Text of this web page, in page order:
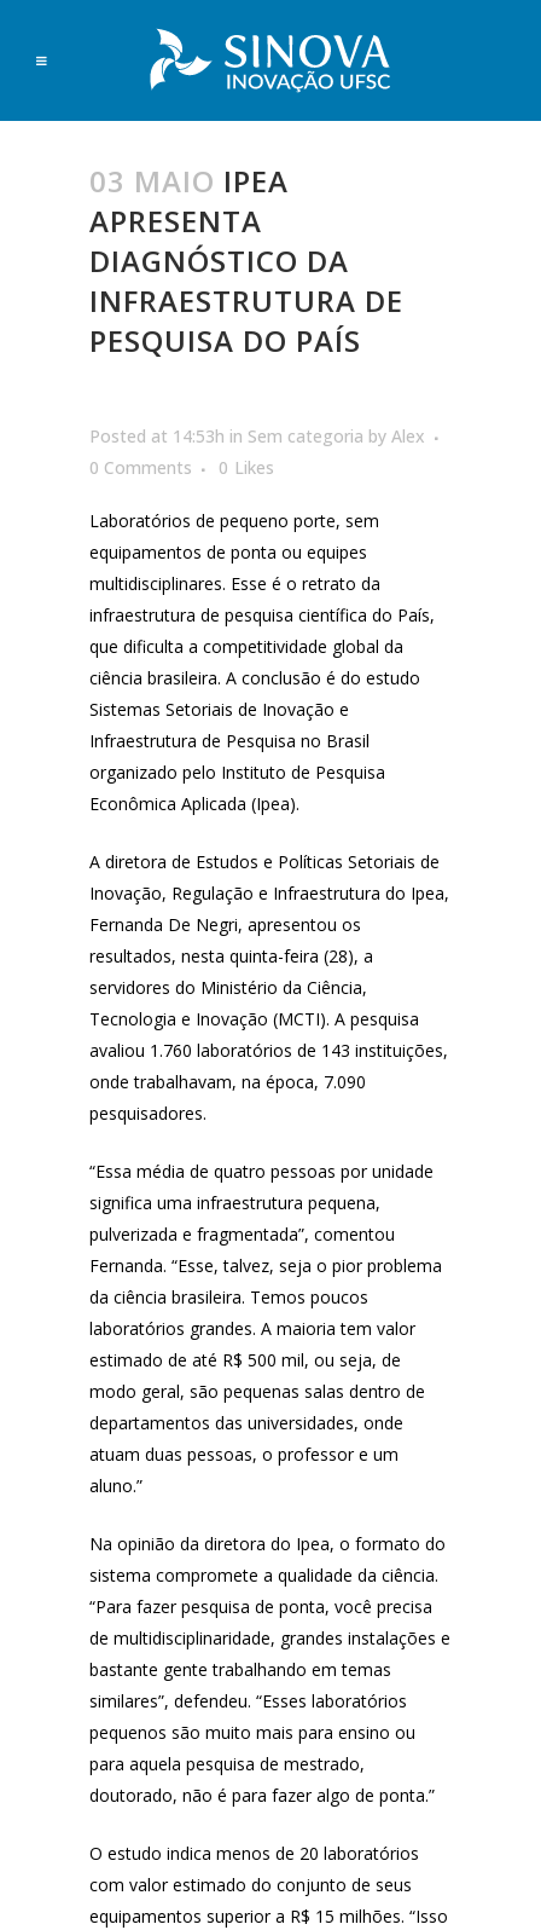
03 MAIO IPEA
APRESENTA
DIAGNÓSTICO DA
INFRAESTRUTURA DE
PESQUISA DO PAÍS
Posted at 14:53h in Sem categoria by Alex
0 Comments
0 Likes
Laboratórios de pequeno porte, sem
equipamentos de ponta ou equipes
multidisciplinares. Esse é o retrato da
infraestrutura de pesquisa científica do País,
que dificulta a competitividade global da
ciência brasileira. A conclusão é do estudo
Sistemas Setoriais de Inovação e
Infraestrutura de Pesquisa no Brasil
organizado pelo Instituto de Pesquisa
Econômica Aplicada (Ipea).
A diretora de Estudos e Políticas Setoriais de
Inovação, Regulação e Infraestrutura do Ipea,
Fernanda De Negri, apresentou os
resultados, nesta quinta-feira (28), a
servidores do Ministério da Ciência,
Tecnologia e Inovação (MCTI). A pesquisa
avaliou 1.760 laboratórios de 143 instituições,
onde trabalhavam, na época, 7.090
pesquisadores.
“Essa média de quatro pessoas por unidade
significa uma infraestrutura pequena,
pulverizada e fragmentada”, comentou
Fernanda. “Esse, talvez, seja o pior problema
da ciência brasileira. Temos poucos
laboratórios grandes. A maioria tem valor
estimado de até R$ 500 mil, ou seja, de
modo geral, são pequenas salas dentro de
departamentos das universidades, onde
atuam duas pessoas, o professor e um
aluno.”
Na opinião da diretora do Ipea, o formato do
sistema compromete a qualidade da ciência.
“Para fazer pesquisa de ponta, você precisa
de multidisciplinaridade, grandes instalações e
bastante gente trabalhando em temas
similares”, defendeu. “Esses laboratórios
pequenos são muito mais para ensino ou
para aquela pesquisa de mestrado,
doutorado, não é para fazer algo de ponta.”
O estudo indica menos de 20 laboratórios
com valor estimado do conjunto de seus
equipamentos superior a R$ 15 milhões. “Isso